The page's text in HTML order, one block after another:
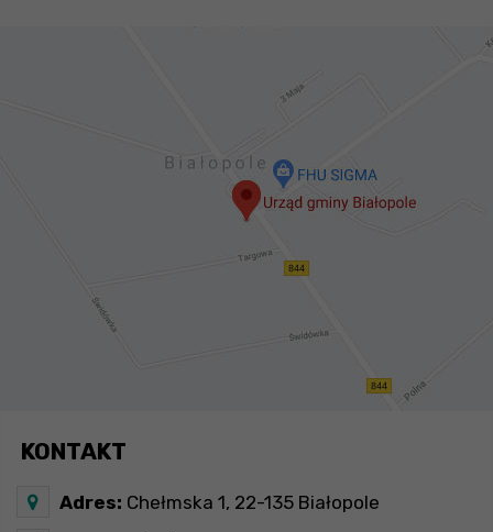
KONTAKT
Adres: Chełmska 1, 22-135 Białopole